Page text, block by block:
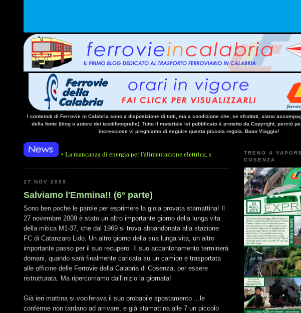
I contenuti di Ferrovie in Calabria sono a disposizione di tutti, ma a condizione che, se sfruttati, siano
della fonte (blog o autore dei testi/fotografie). Tutto il materiale ivi pubblicato è protetto da Copyright, perciò
incresciose vi preghiamo di seguire questa piccola regola. Buon Viaggio!
• 14/10/14 • La mancanza di energia per l'alimentazione elettrica, sulla linea Paola - Cosenza, causa
27 NOV 2009
Salviamo l'Emmina!! (6° parte)
Sono ben poche le parole per esprimere la gioia provata stamattina! Il
27 novembre 2009 è stato un altro importante giorno della lunga vita
della mitica M1-37, che dal 1969 si trova abbandonata alla stazione
FC di Catanzaro Lido. Un altro giorno della sua lunga vita, un altro
importante passo per il suo recupero. Il suo accantonamento terminerà
domani, quando sarà finalmente caricata su un camion e trasportata
alle officine delle Ferrovie della Calabria di Cosenza, per essere
ristrutturata. Ma ripercorriamo dall'inizio la giornata!
Già ieri mattina si vociferava il suo probabile spostamento ...le
conferme non tardano ad arrivare, e già stamattina alle 7 un piccolo
TRENO A
COSENZA